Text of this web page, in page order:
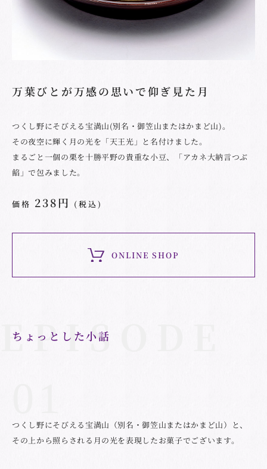
万葉びとが万感の思いで仰ぎ見た月
つくし野にそびえる宝満山(別名・御笠山またはかまど山)。
その夜空に輝く月の光を「天王光」と名付けました。
まるごと一個の栗を十勝平野の貴重な小豆、「アカネ大納言つぶ
餡」で包みました。
価格 238円 (税込)
ONLINE SHOP
ちょっとした小話
つくし野にそびえる宝満山（別名・御笠山またはかまど山）と、
その上から照らされる月の光を表現したお菓子でございます。